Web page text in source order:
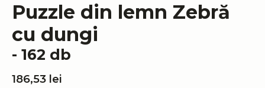
Puzzle din lemn Zebră
cu dungi
- 162 db
186,53 lei